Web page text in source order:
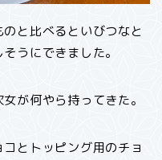
と比べるといびつなと
うにできました。
が何やら持ってきた。
とトッピング用のチョ